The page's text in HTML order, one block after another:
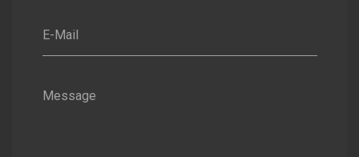
E-Mail
Message